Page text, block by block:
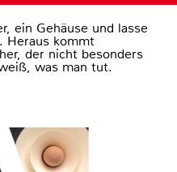
ein Gehäuse und lasse
Heraus kommt
der nicht besonders
was man tut.